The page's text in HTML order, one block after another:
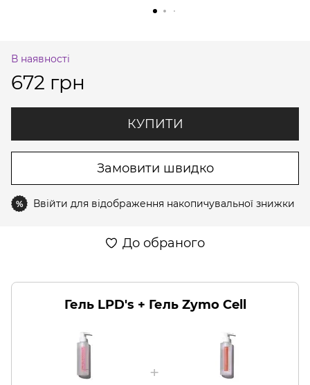
В наявності
672 грн
КУПИТИ
Замовити швидко
% Ввійти для відображення накопичувальної знижки
До обраного
Гель LPD's + Гель Zymo Cell